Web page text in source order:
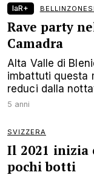
laR+
Rave party
Camadra
Alta Valle di
imbattuti questa
reduci dalla
5 anni
SVIZZERA
Il 2021 inizia
pochi botti